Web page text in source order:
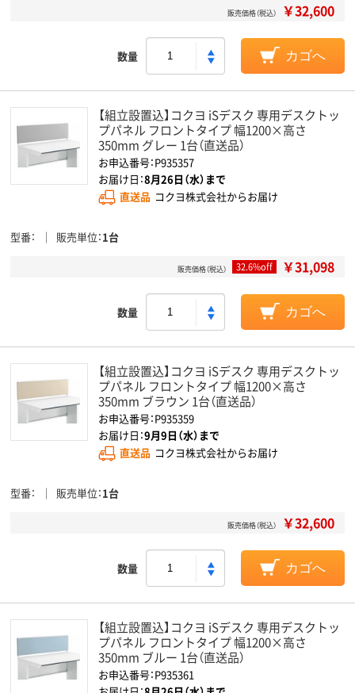
販売価格（税込） ￥32,600
数量 カゴへ
【組立設置込】コクヨ iSデスク 専用デスクトッ
プパネル フロントタイプ 幅1200×高さ
350mm グレー 1台（直送品）
お申込番号：P935357
お届け日：8月26日（水）まで
直送品 コクヨ株式会社からお届け
型番 販売単位 1台
販売価格（税込） 32.6%off ￥31,098
数量 カゴへ
【組立設置込】コクヨ iSデスク 専用デスクトッ
プパネル フロントタイプ 幅1200×高さ
350mm ブラウン 1台（直送品）
お申込番号：P935359
お届け日：9月9日（水）まで
直送品 コクヨ株式会社からお届け
型番 販売単位 1台
販売価格（税込） ￥32,600
数量 カゴへ
【組立設置込】コクヨ iSデスク 専用デスクトッ
プパネル フロントタイプ 幅1200×高さ
350mm ブルー 1台（直送品）
お申込番号：P935361